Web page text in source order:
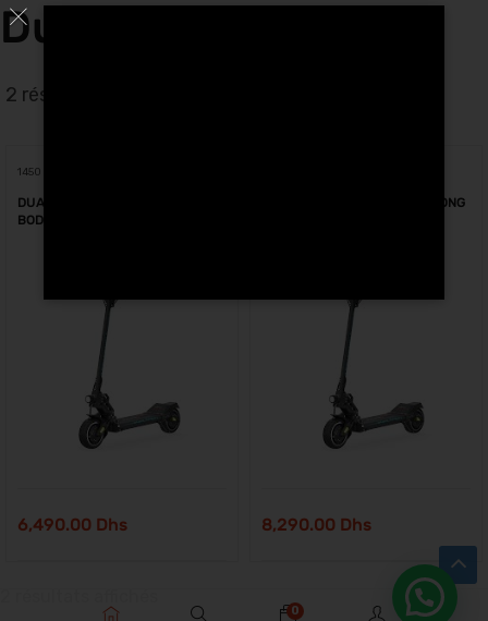
Dualtron à Salé
2 résultats affichés
1450 W
DUALTRON MINI 52V 13Ah LONG
BODY MONO MOTEUR Maroc
6,490.00 Dhs
DUALTRON MINI 52V 15.6Ah LONG
8,290.00 Dhs
0